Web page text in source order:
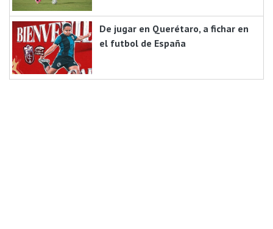
De jugar en Querétaro, a fichar en
el futbol de España